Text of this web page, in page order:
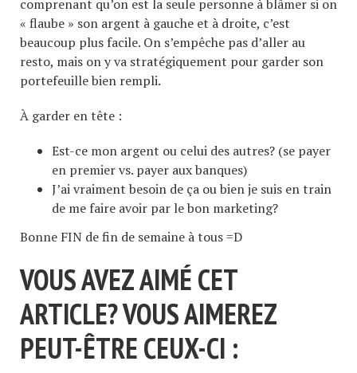
comprenant qu’on est la seule personne à blâmer si on
« flaube » son argent à gauche et à droite, c’est
beaucoup plus facile. On s’empêche pas d’aller au
resto, mais on y va stratégiquement pour garder son
portefeuille bien rempli.
À garder en tête :
Est-ce mon argent ou celui des autres? (se payer
en premier vs. payer aux banques)
J’ai vraiment besoin de ça ou bien je suis en train
de me faire avoir par le bon marketing?
Bonne FIN de fin de semaine à tous =D
VOUS AVEZ AIMÉ CET
ARTICLE? VOUS AIMEREZ
PEUT-ÊTRE CEUX-CI :